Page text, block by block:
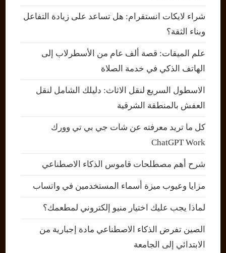
شراء لايكات انستقرام: هل تساعد على زيادة التفاعل
وبناء الثقة؟
علم الميقات: قصة ألف عام من الأسطرلاب إلى
الهاتف الذكي في خدمة الصلاة
الاسطول السريع لنقل الاثاث: دليلك الشامل لنقل
العفش بالمنطقة الشرقية
كل ما تريد معرفته عن شات جي بي تي وورك
ChatGPT Work
شرح أهم مصطلحات قاموس الذكاء الاصطناعي
مزايا وعيوب ميزة أسماء المستخدمين في واتساب
لماذا يجب عليك اختيار منيو إلكتروني لمطعمك؟
الصين تفرض الذكاء الاصطناعي مادة إجبارية من
الابتدائي إلى الجامعة